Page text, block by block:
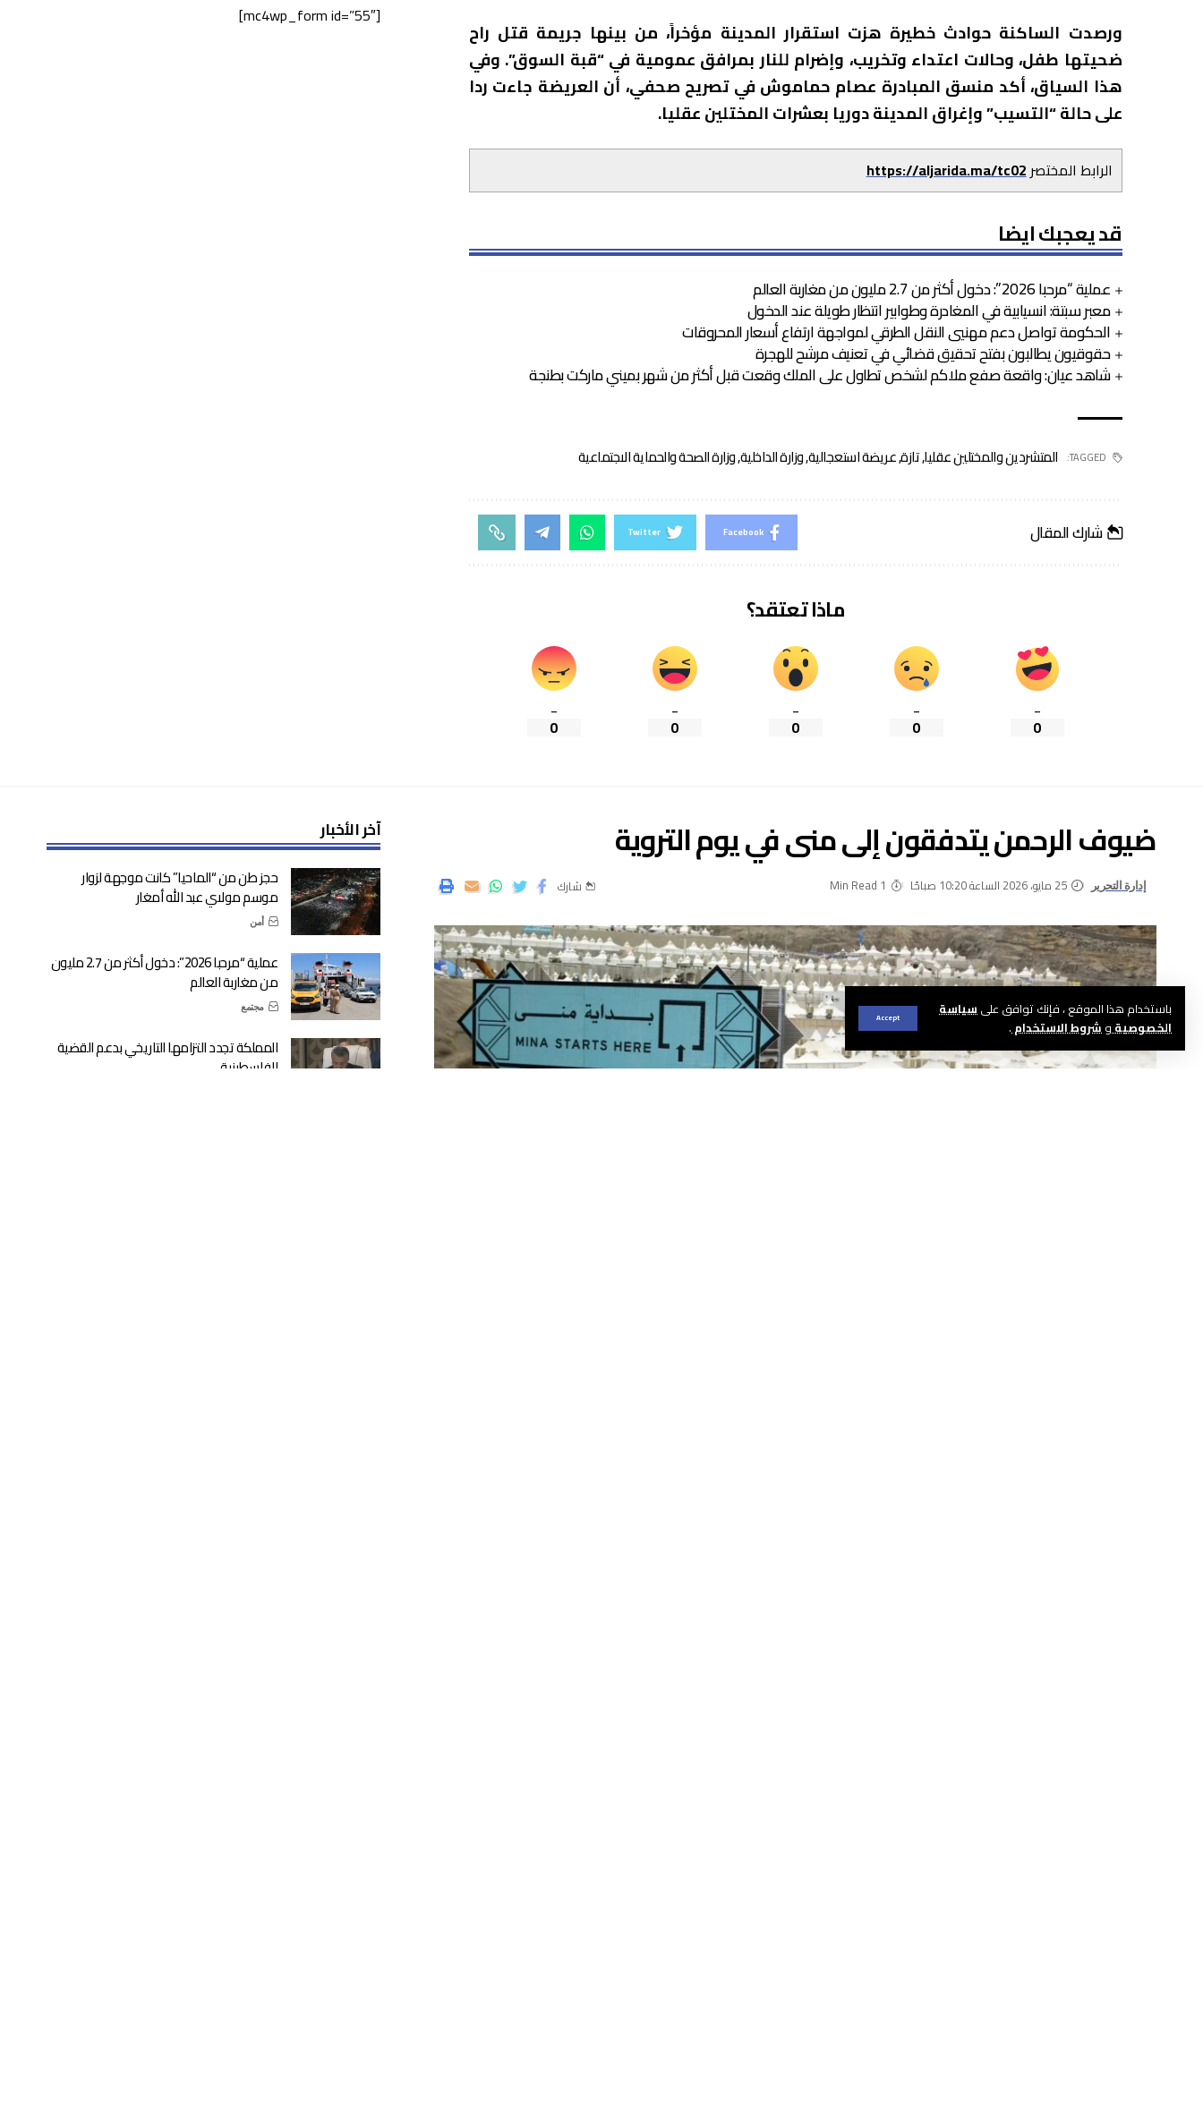
باستخدام هذا الموقع ، فإنك توافق علىسياسة
الخصوصيةوشروط الاستخدام.
Accept
ورصدت الساكنة حوادث خطيرة هزت استقرار المدينة مؤخراً، من بينها جريمة قتل راح
ضحيتها طفل، وحالات اعتداء وتخريب، وإضرام للنار بمرافق عمومية في “قبة السوق”. وفي
هذا السياق، أكد منسق المبادرة عصام حماموش في تصريح صحفي، أن العريضة جاءت ردا
على حالة “التسيب” وإغراق المدينة دوريا بعشرات المختلين عقليا.
الرابط المختصرhttps://aljarida.ma/tc02
قد يعجبك ايضا
عملية “مرحبا 2026”: دخول أكثر من 2.7 مليون من مغاربة العالم
معبر سبتة: انسيابية في المغادرة وطوابير انتظار طويلة عند الدخول
الحكومة تواصل دعم مهنيي النقل الطرقي لمواجهة ارتفاع أسعار المحروقات
حقوقيون يطالبون بفتح تحقيق قضائي في تعنيف مرشح للهجرة
شاهد عيان: واقعة صفع ملاكم لشخص تطاول على الملك وقعت قبل أكثر من شهر بميني ماركت بطنجة
TAGGED: المتشردين والمختلين عقليا,تازة,عريضة استعجالية,وزارة الداخلية,وزارة الصحة والحماية الاجتماعية
شارك المقال Facebook
Twitter
ماذا تعتقد؟
_
0
_
0
_
0
_
0
_
0
[mc4wp_form id=”55″]
ضيوف الرحمن يتدفقون إلى منى في يوم التروية
إدارة التحرير 25 مايو، 2026 الساعة 10:20 صباحًا 1 Min Read شارك
آخر الأخبار
حجز طن من “الماحيا” كانت موجهة لزوار
موسم مولاي عبد الله أمغار
أمن
عملية “مرحبا 2026”: دخول أكثر من 2.7 مليون
من مغاربة العالم
مجتمع
المملكة تجدد التزامها التاريخي بدعم القضية
الفلسطينية